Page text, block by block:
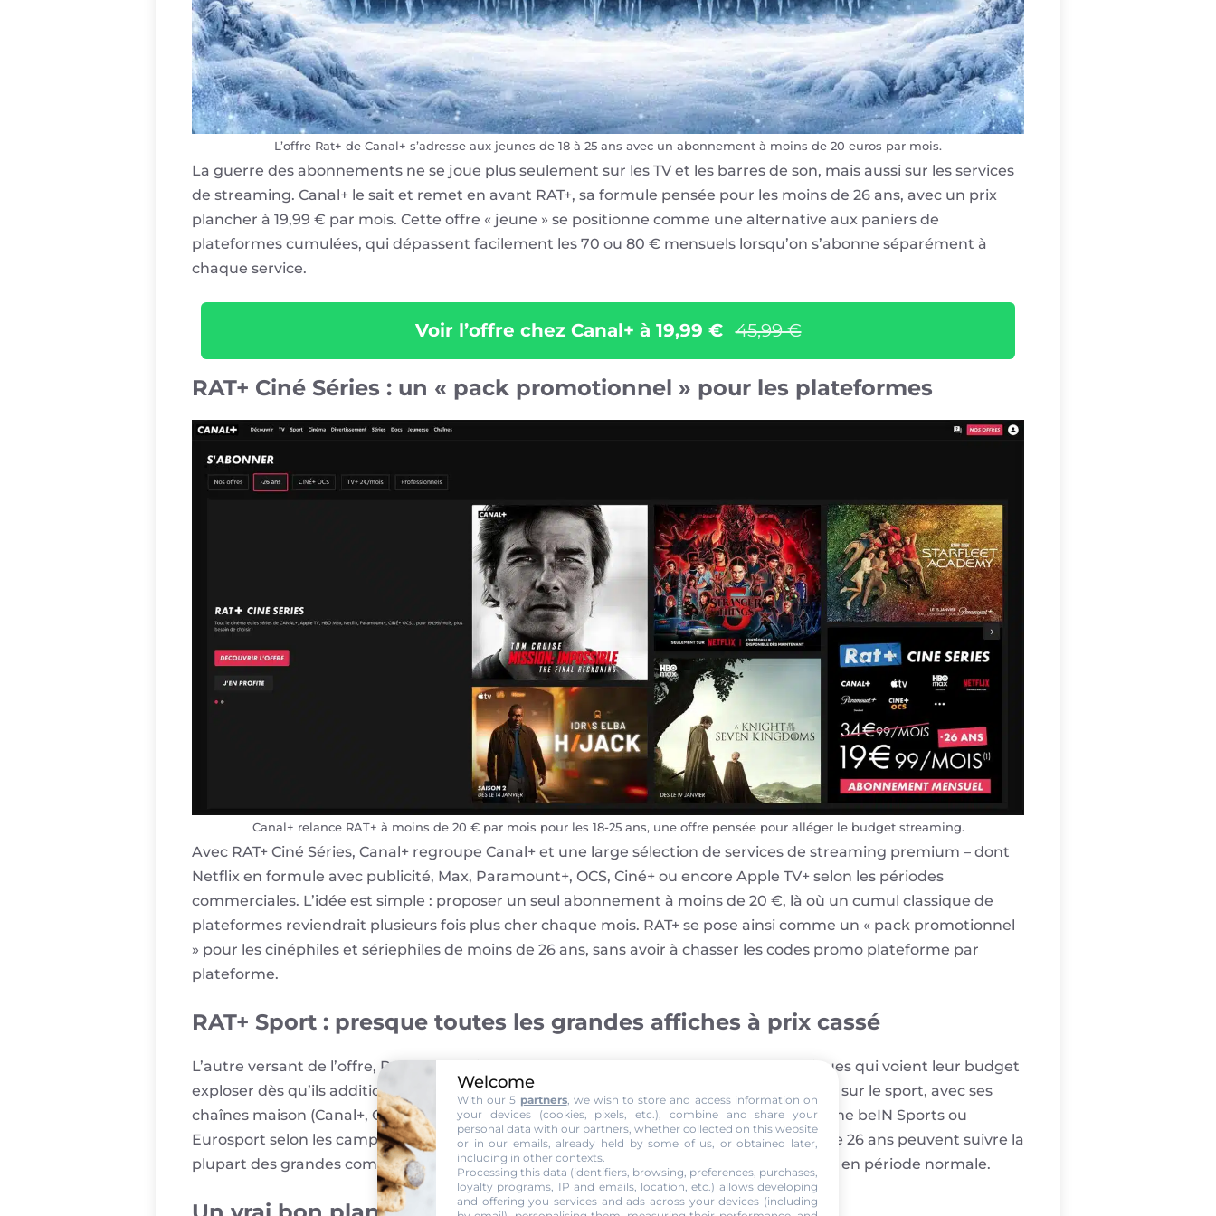
L’offre Rat+ de Canal+ s’adresse aux jeunes de 18 à 25 ans avec un abonnement à moins de 20 euros par mois.
La guerre des abonnements ne se joue plus seulement sur les TV et les barres de son, mais aussi sur les services
de streaming. Canal+ le sait et remet en avant RAT+, sa formule pensée pour les moins de 26 ans, avec un prix
plancher à 19,99 € par mois. Cette offre « jeune » se positionne comme une alternative aux paniers de
plateformes cumulées, qui dépassent facilement les 70 ou 80 € mensuels lorsqu’on s’abonne séparément à
chaque service.
Voir l’offre chez Canal+ à 19,99 € 45,99 €
RAT+ Ciné Séries : un « pack promotionnel » pour les plateformes
Canal+ relance RAT+ à moins de 20 € par mois pour les 18‑25 ans, une offre pensée pour alléger le budget streaming.
Avec RAT+ Ciné Séries, Canal+ regroupe Canal+ et une large sélection de services de streaming premium – dont
Netflix en formule avec publicité, Max, Paramount+, OCS, Ciné+ ou encore Apple TV+ selon les périodes
commerciales. L’idée est simple : proposer un seul abonnement à moins de 20 €, là où un cumul classique de
plateformes reviendrait plusieurs fois plus cher chaque mois. RAT+ se pose ainsi comme un « pack promotionnel
» pour les cinéphiles et sériephiles de moins de 26 ans, sans avoir à chasser les codes promo plateforme par
plateforme.
RAT+ Sport : presque toutes les grandes affiches à prix cassé
L’autre versant de l’offre, RAT+ Sport, vise les fans de ballon rond et de sports mécaniques qui voient leur budget
exploser dès qu’ils additionnent les chaînes. Ici, Canal+ met en avant un bouquet centré sur le sport, avec ses
chaînes maison (Canal+, Canal+ Foot, Canal+ Sport, Canal+ Live) et des partenaires comme beIN Sports ou
Eurosport selon les campagnes. En une seule mensualité autour de 19,99 €, les moins de 26 ans peuvent suivre la
plupart des grandes compétitions de la saison, là où l’addition grimperait bien plus haut en période normale.
Welcome
With our 5 partners, we wish to store and access information on
your devices (cookies, pixels, etc.), combine and share your
personal data with our partners, whether collected on this website
or in our emails, already held by some of us, or obtained later,
including in other contexts.
Processing this data (identifiers, browsing, preferences, purchases,
loyalty programs, IP and emails, location, etc.) allows developing
and offering you services and ads across your devices (including